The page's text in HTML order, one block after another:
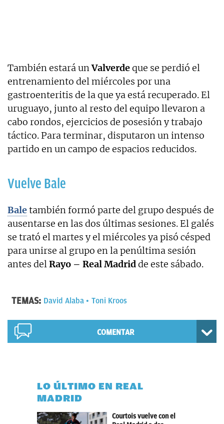
También estará unValverdeque se perdió el
entrenamiento del miércoles por una
gastroenteritis de la que ya está recuperado. El
uruguayo, junto al resto del equipo llevaron a
cabo rondos, ejercicios de posesión y trabajo
táctico. Para terminar, disputaron un intenso
partido en un campo de espacios reducidos.
Vuelve Bale
Baletambién formó parte del grupo después de
ausentarse en las dos últimas sesiones. El galés
se trató el martes y el miércoles ya pisó césped
para unirse al grupo en la penúltima sesión
antes delRayo – Real Madridde este sábado.
TEMAS: David Alaba Toni Kroos
COMENTAR
LO ÚLTIMO EN REAL
MADRID
Courtois vuelve con el